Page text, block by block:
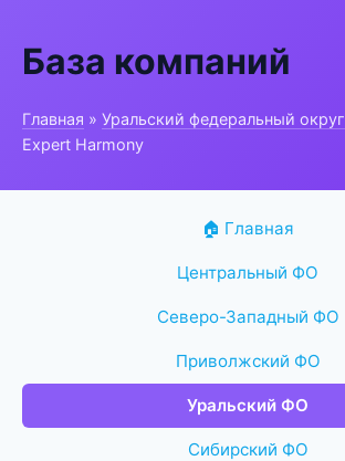
База компаний
Главная » Уральский федеральный округ
Expert Harmony
🏠 Главная
Центральный ФО
Северо-Западный ФО
Приволжский ФО
Уральский ФО
Сибирский ФО